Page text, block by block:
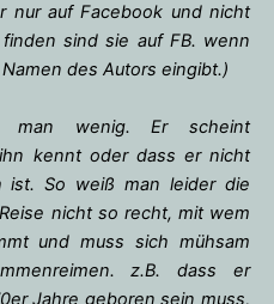
nur auf Facebook und nicht
sind sie auf FB. wenn
des Autors eingibt.)
man wenig. Er scheint
kennt oder dass er nicht
ist. So weiß man leider die
nicht so recht, mit wem
und muss sich mühsam
z.B. dass er
Jahre geboren sein muss,